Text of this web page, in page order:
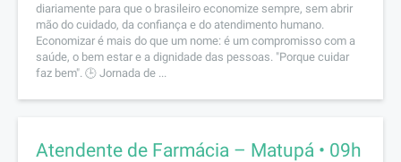
diariamente para que o brasileiro economize sempre, sem abrir
mão do cuidado, da confiança e do atendimento humano.
Economizar é mais do que um nome: é um compromisso com a
saúde, o bem estar e a dignidade das pessoas. "Porque cuidar
faz bem". 🕒 Jornada de ...
Atendente de Farmácia – Matupá • 09h